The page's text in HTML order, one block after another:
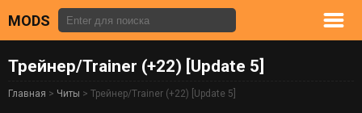
MODS
Трейнер/Trainer (+22) [Update 5]
Главная > Читы > Трейнер/Trainer (+22) [Update 5]